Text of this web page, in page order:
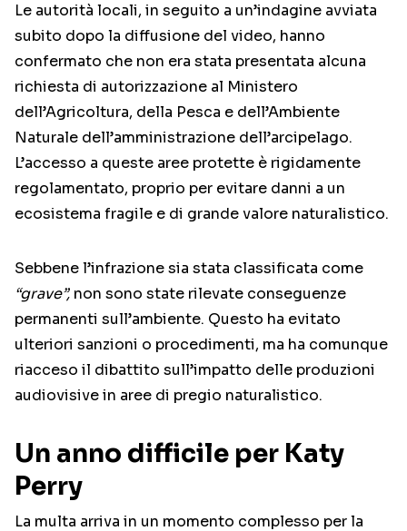
Le autorità locali, in seguito a un’indagine avviata
subito dopo la diffusione del video, hanno
confermato che non era stata presentata alcuna
richiesta di autorizzazione al Ministero
dell’Agricoltura, della Pesca e dell’Ambiente
Naturale dell’amministrazione dell’arcipelago.
L’accesso a queste aree protette è rigidamente
regolamentato, proprio per evitare danni a un
ecosistema fragile e di grande valore naturalistico.
Sebbene l’infrazione sia stata classificata come
“grave”, non sono state rilevate conseguenze
permanenti sull’ambiente. Questo ha evitato
ulteriori sanzioni o procedimenti, ma ha comunque
riacceso il dibattito sull’impatto delle produzioni
audiovisive in aree di pregio naturalistico.
Un anno difficile per Katy
Perry
La multa arriva in un momento complesso per la